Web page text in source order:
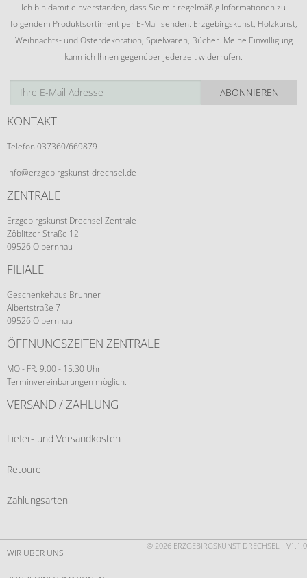
Ich bin damit einverstanden, dass Sie mir regelmäßig Informationen zu
folgendem Produktsortiment per E-Mail senden: Erzgebirgskunst, Holzkunst,
Weihnachts- und Osterdekoration, Spielwaren, Bücher. Meine Einwilligung
kann ich Ihnen gegenüber jederzeit widerrufen.
ABONNIEREN
KONTAKT
Telefon 037360/669879
info@erzgebirgskunst-drechsel.de
ZENTRALE
Erzgebirgskunst Drechsel Zentrale
Zöblitzer Straße 12
09526 Olbernhau
FILIALE
Geschenkehaus Brunner
Albertstraße 7
09526 Olbernhau
ÖFFNUNGSZEITEN ZENTRALE
MO - FR: 9:00 - 15:30 Uhr
Terminvereinbarungen möglich.
VERSAND / ZAHLUNG
Liefer- und Versandkosten
Retoure
Zahlungsarten
© 2026 ERZGEBIRGSKUNST DRECHSEL - V1.1.0
WIR ÜBER UNS